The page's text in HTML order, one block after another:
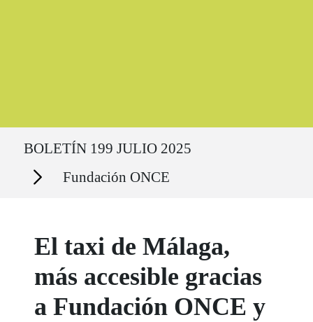
BOLETÍN 199 JULIO 2025
Secciones Fundación ONCE
El taxi de Málaga,
más accesible gracias
a Fundación ONCE y